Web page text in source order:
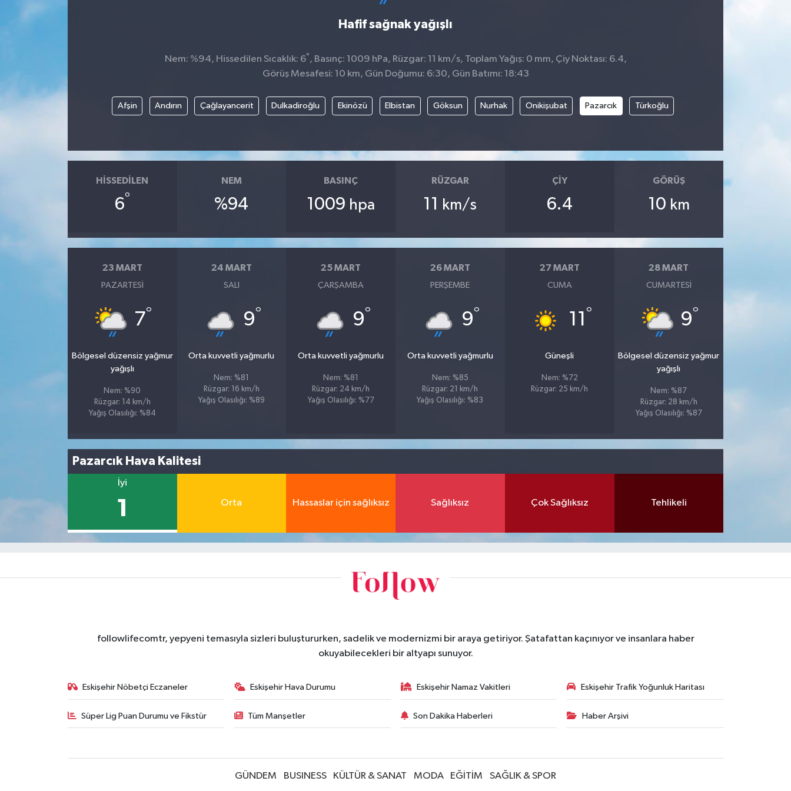
Hafif sağnak yağışlı
Nem: %94, Hissedilen Sıcaklık: 6° , Basınç: 1009 hPa, Rüzgar: 11 km/s, Toplam Yağış: 0 mm, Çiy Noktası: 6.4,
Görüş Mesafesi: 10 km, Gün Doğumu: 6:30, Gün Batımı: 18:43
Afşin Andırın Çağlayancerit Dulkadiroğlu Ekinözü Elbistan Göksun Nurhak Onikişubat Pazarcık Türkoğlu
HISSEDILEN
6°
NEM
%94
BASINÇ
1009 hpa
RÜZGAR
11 km/s
ÇIY
6.4
GÖRÜŞ
10 km
23 MART
PAZARTESI
7°
Bölgesel düzensiz yağmur
yağışlı
Nem: %90
Rüzgar: 14 km/h
Yağış Olasılığı: %84
24 MART
SALI
9°
Orta kuvvetli yağmurlu
Nem: %81
Rüzgar: 16 km/h
Yağış Olasılığı: %89
25 MART
ÇARŞAMBA
9°
Orta kuvvetli yağmurlu
Nem: %81
Rüzgar: 24 km/h
Yağış Olasılığı: %77
26 MART
PERŞEMBE
9°
Orta kuvvetli yağmurlu
Nem: %85
Rüzgar: 21 km/h
Yağış Olasılığı: %83
27 MART
CUMA
11 °
Güneşli
Nem: %72
Rüzgar: 25 km/h
28 MART
CUMARTESI
9°
Bölgesel düzensiz yağmur
yağışlı
Nem: %87
Rüzgar: 28 km/h
Yağış Olasılığı: %87
Pazarcık Hava Kalitesi
İyi
1 Orta Hassaslar için sağlıksız Sağlıksız Çok Sağlıksız Tehlikeli
followlifecomtr, yepyeni temasıyla sizleri buluştururken, sadelik ve modernizmi bir araya getiriyor. Şatafattan kaçınıyor ve insanlara haber
okuyabilecekleri bir altyapı sunuyor.
Eskişehir Nöbetçi Eczaneler Eskişehir Hava Durumu Eskişehir Namaz Vakitleri Eskişehir Trafik Yoğunluk Haritası
Süper Lig Puan Durumu ve Fikstür Tüm Manşetler Son Dakika Haberleri Haber Arşivi
GÜNDEM BUSINESS KÜLTÜR & SANAT MODA EĞİTİM SAĞLIK & SPOR